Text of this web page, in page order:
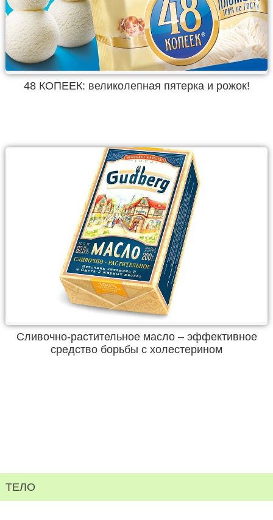
48 КОПЕЕК: великолепная пятерка и рожок!
Сливочно-растительное масло – эффективное
средство борьбы с холестерином
ТЕЛО